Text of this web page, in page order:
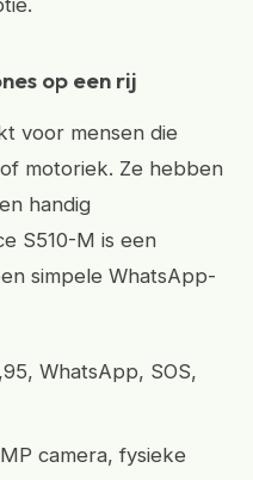
op een rij
voor mensen die
motoriek. Ze hebben
handig
S510-M is een
simpele WhatsApp-
WhatsApp, SOS,
camera, fysieke